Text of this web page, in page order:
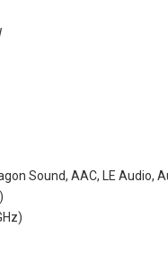
Sound, AAC, LE Audio,